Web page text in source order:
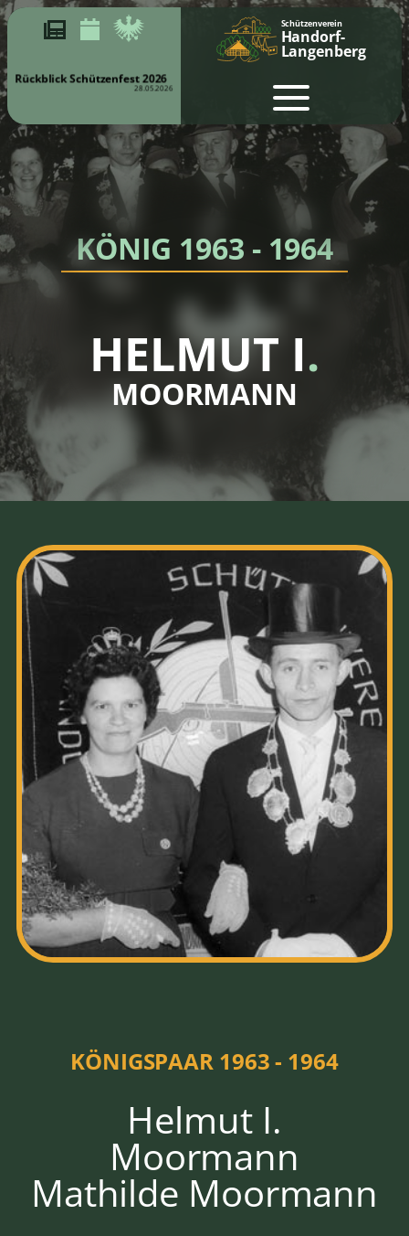
Schützenverein
Handorf-
Langenberg
Rückblick Schützenfest 2026
28.05.2026
KÖNIG 1963 - 1964
HELMUT I.
MOORMANN
KÖNIGSPAAR 1963 - 1964
Helmut I.
Moormann
Mathilde Moormann
HOFSTAAT
1963 - 1964